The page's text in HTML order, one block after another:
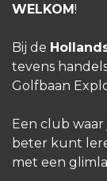
WELKOM!
Bij de
tevens
Golfbaan
Een club
beter kunt
met een